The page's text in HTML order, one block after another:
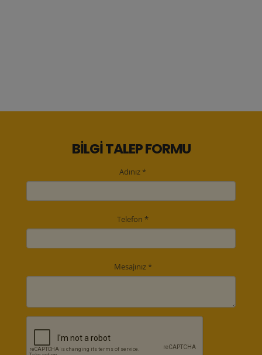
BİLGİ TALEP FORMU
Adınız *
Telefon *
Mesajınız *